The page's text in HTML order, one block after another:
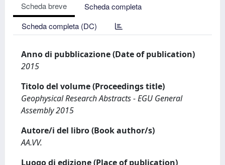
Scheda breve
Scheda completa
Scheda completa (DC)
Anno di pubblicazione (Date of publication)
2015
Titolo del volume (Proceedings title)
Geophysical Research Abstracts - EGU General
Assembly 2015
Autore/i del libro (Book author/s)
AA.VV.
Luogo di edizione (Place of publication)